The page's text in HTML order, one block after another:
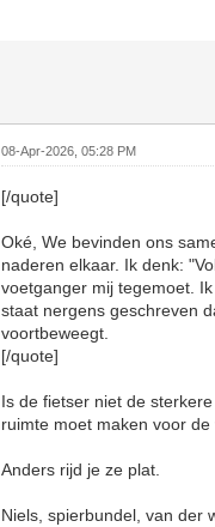
08-Apr-2026, 05:28 PM
[/quote]
Oké, We bevinden ons
naderen elkaar. Ik denk:
voetganger mij tegemoet.
staat nergens geschreven
voortbeweegt.
[/quote]
Is de fietser niet de
ruimte moet maken voor
Anders rijd je ze plat.
Niels, spierbundel, van der